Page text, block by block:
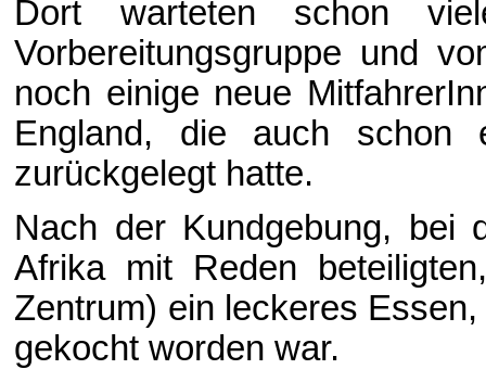
Dort warteten schon
Vorbereitungsgruppe und
noch einige neue
England, die auch schon
zurückgelegt hatte.
Nach der Kundgebung, bei
Afrika mit Reden
Zentrum) ein leckeres
gekocht worden war.